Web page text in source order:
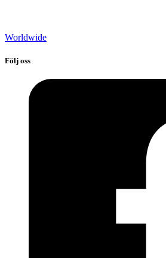
Worldwide
Följ oss